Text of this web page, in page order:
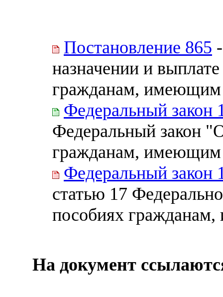
Постановление 865
назначении и
гражданам, имеющим
Федеральный закон
Федеральный закон
гражданам, имеющим
Федеральный закон
статью 17
пособиях
На документ